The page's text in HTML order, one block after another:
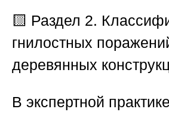
🟨 Раздел 2.
гнилостных
деревянных
В экспертной практике